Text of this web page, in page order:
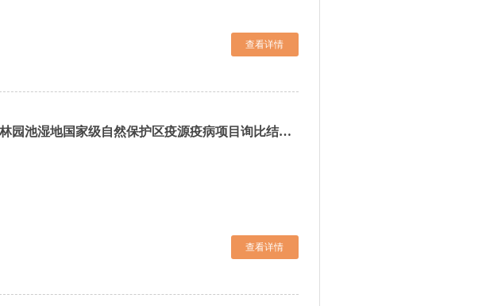
查看详情
吉林省2026年度吉林园池湿地国家级自然保护区疫源疫病项目询比结果公告
查看详情